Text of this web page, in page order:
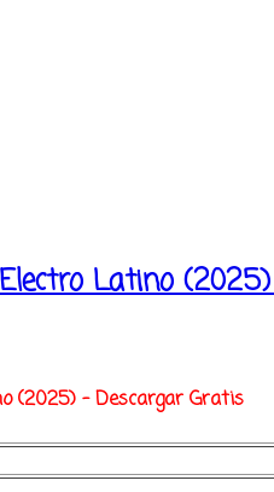
Latino
(2025) - Descargar Gratis